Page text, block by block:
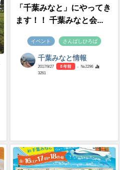
「千葉みなと」にやってき
ます！！ 千葉みなと会...
イベント さんばしひろば
千葉みなと情報
2017/9/27 8 年前
- №2296
3261